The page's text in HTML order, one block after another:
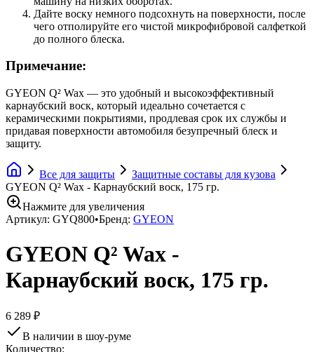
Дайте воску немного подсохнуть на поверхности, после
чего отполируйте его чистой микрофибровой салфеткой
до полного блеска.
Примечание:
GYEON Q² Wax — это удобный и высокоэффективный
карнаубский воск, который идеально сочетается с
керамическими покрытиями, продлевая срок их службы и
придавая поверхности автомобиля безупречный блеск и
защиту.
Все для защиты
Защитные составы для кузова
GYEON Q² Wax - Карнаубский воск, 175 гр.
Нажмите для увеличения
Артикул: GYQ800•Бренд: GYEON
GYEON Q² Wax -
Карнаубский воск, 175 гр.
6 289 ₽
В наличии в шоу-руме
Количество: